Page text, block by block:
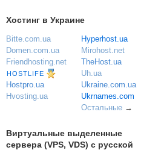
Хостинг в Украине
Bitte.com.ua
Domen.com.ua
Friendhosting.net
HOSTLIFE
Hostpro.ua
Hvosting.ua
Hyperhost.ua
Mirohost.net
TheHost.ua
Uh.ua
Ukraine.com.ua
Ukrnames.com
Остальные→
Виртуальные выделенные
сервера (VPS, VDS) с русской